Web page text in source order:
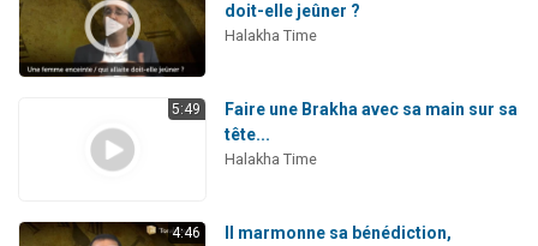
doit-elle jeûner ?
Halakha Time
5:49
Faire une Brakha avec sa main sur sa
tête...
Halakha Time
4:46
Il marmonne sa bénédiction,